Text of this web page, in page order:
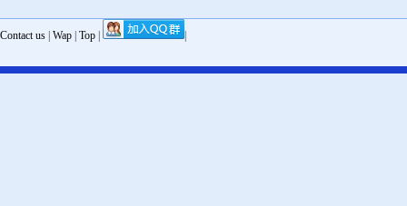
Contact us Wap Top